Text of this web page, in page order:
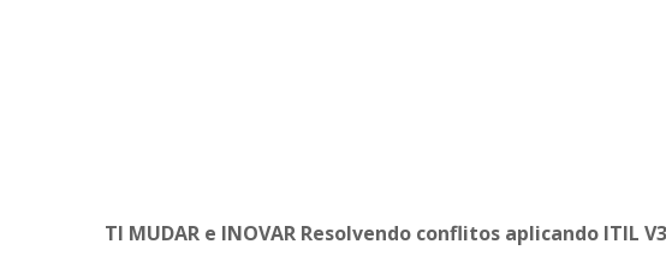
TI MUDAR e INOVAR Resolvendo conflitos aplicando ITIL